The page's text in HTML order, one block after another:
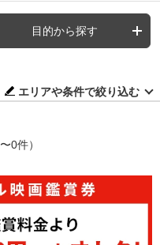
目的から探す
エリアや条件で絞り込む
0件）